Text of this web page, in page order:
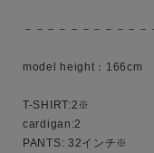
－－－－－－－－－－－
model height：166cm
T-SHIRT:2※
cardigan:2
PANTS: 32インチ※